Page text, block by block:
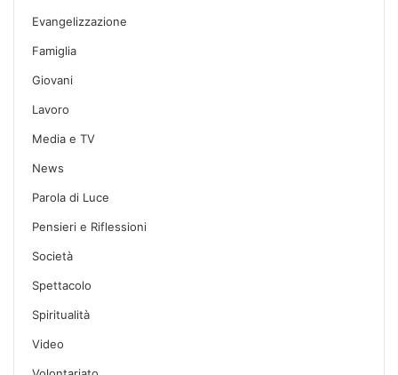
Evangelizzazione
Famiglia
Giovani
Lavoro
Media e TV
News
Parola di Luce
Pensieri e Riflessioni
Società
Spettacolo
Spiritualità
Video